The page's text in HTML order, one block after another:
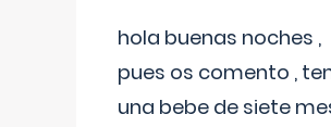
hola buenas noches ,
pues os comento ,
una bebe de siete